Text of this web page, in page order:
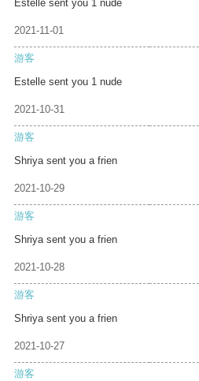
Estelle sent you 1 nude
2021-11-01
游客
Estelle sent you 1 nude
2021-10-31
游客
Shriya sent you a frien
2021-10-29
游客
Shriya sent you a frien
2021-10-28
游客
Shriya sent you a frien
2021-10-27
游客